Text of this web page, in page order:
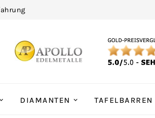
DIAMANTEN TAFELBARREN